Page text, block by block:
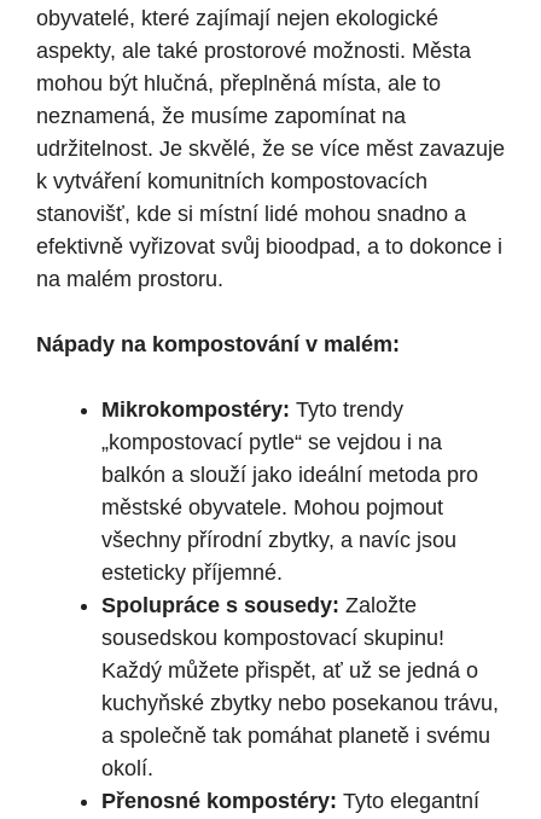
obyvatelé, které ‍zajímají ​nejen ekologické
aspekty, ale také prostorové možnosti.⁢ Města
mohou být‍ hlučná, přeplněná místa, ale ‌to
neznamená, že musíme zapomínat na
udržitelnost. Je skvělé, že se⁣ více měst zavazuje
k vytváření komunitních kompostovacích
stanovišť, kde si místní lidé ​mohou snadno a
efektivně vyřizovat svůj⁣ bioodpad, a to dokonce ​i
na malém⁤ prostoru.
Nápady na​ kompostování v malém:
Mikrokompostéry: Tyto trendy
„kompostovací pytle“ se vejdou ‌i​ na
balkón a ⁤slouží jako ideální metoda pro
městské obyvatele. Mohou pojmout
všechny přírodní zbytky, a navíc jsou
esteticky příjemné.
Spolupráce s sousedy: Založte
sousedskou ‌kompostovací skupinu!
Každý můžete přispět, ať ‍už se jedná o
kuchyňské zbytky nebo posekanou trávu,
⁣a‌ společně tak pomáhat ‍planetě i⁢ svému
okolí.
Přenosné kompostéry: Tyto elegantní